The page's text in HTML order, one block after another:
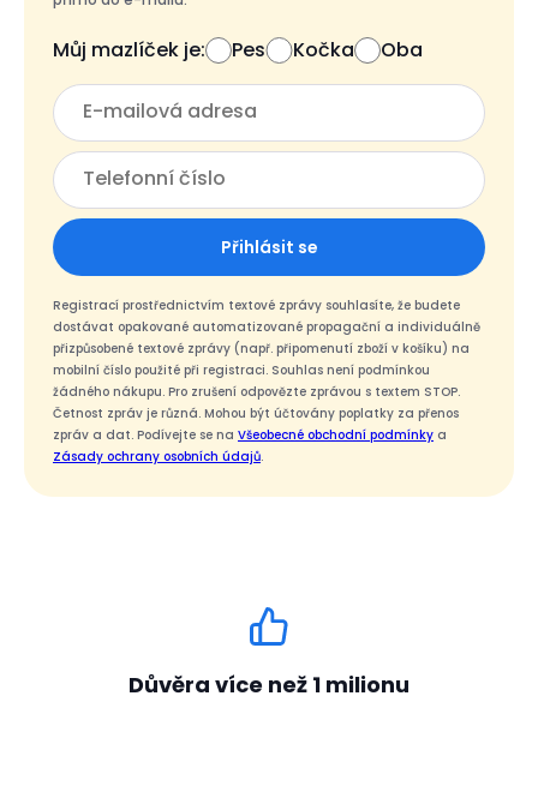
Můj mazlíček je: Pes Kočka Oba
Přihlásit se
Registrací prostřednictvím textové zprávy souhlasíte, že budete
dostávat opakované automatizované propagační a individuálně
přizpůsobené textové zprávy (např. připomenutí zboží v košíku) na
mobilní číslo použité při registraci. Souhlas není podmínkou
žádného nákupu. Pro zrušení odpovězte zprávou s textem STOP.
Četnost zpráv je různá. Mohou být účtovány poplatky za přenos
zpráv a dat. Podívejte se na Všeobecné obchodní podmínky a
Zásady ochrany osobních údajů.
Důvěra více než 1 milionu